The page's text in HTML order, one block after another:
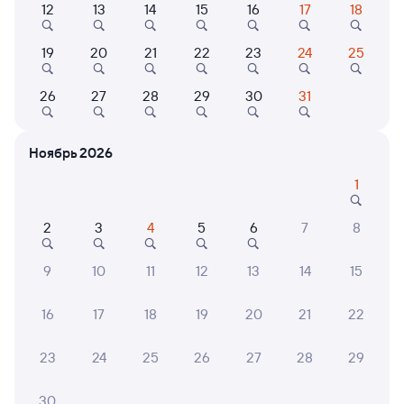
302М Проходящий Двухэтажный 8,9
Рязань-1
из Москвы Казанской
16:16 01:02
1 д 6 ч 46 м в пути
Маршрут
Купе
от 3 ⁠770 ⁠₽
Даже если сейчас нет мест
12 13 14 15 16 17 18
19 20 21 22 23 24 25
26 27 28 29 30 31
Ноябрь 2026
1
2 3 4 5 6 7 8
9 10 11 12 13 14 15
16 17 18 19 20 21 22
23 24 25 26 27 28 29
30